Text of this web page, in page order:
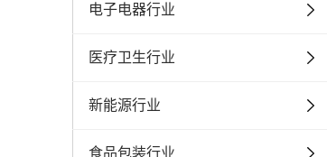
电子电器行业
医疗卫生行业
新能源行业
食品包装行业